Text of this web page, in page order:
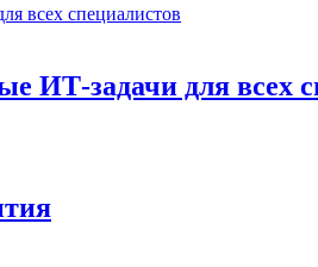
ИТ-задачи для всех